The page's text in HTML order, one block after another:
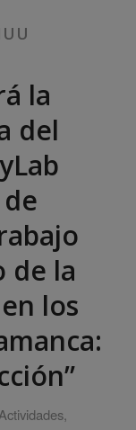
la
del
de la
los
Actividades,